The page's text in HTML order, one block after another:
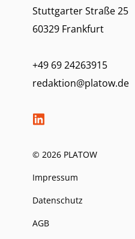
Stuttgarter Straße 25
60329 Frankfurt
+49 69 24263915
redaktion@platow.de
© 2026 PLATOW
Impressum
Datenschutz
AGB